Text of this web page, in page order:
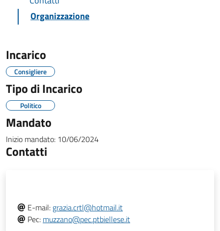
Organizzazione
Incarico
Consigliere
Tipo di Incarico
Politico
Mandato
Inizio mandato: 10/06/2024
Contatti
E-mail: grazia.crtl@hotmail.it
Pec: muzzano@pec.ptbiellese.it